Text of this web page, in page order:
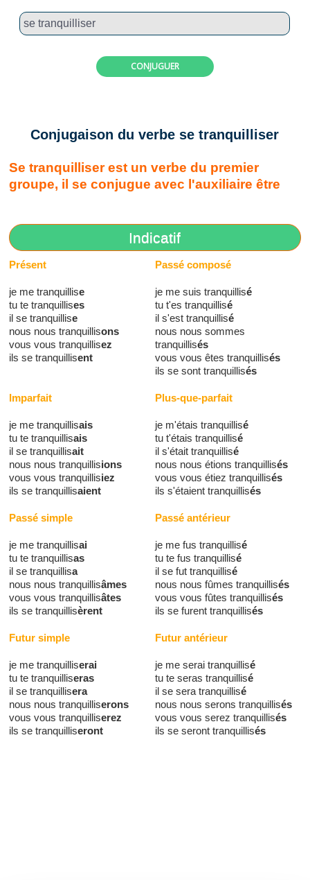
CONJUGUER
Conjugaison du verbe se tranquilliser
Se tranquilliser est un verbe du premier
groupe, il se conjugue avec l'auxiliaire être
Indicatif
Présent
je me tranquillise
tu te tranquillises
il se tranquillise
nous nous tranquillisons
vous vous tranquillisez
ils se tranquillisent
Passé composé
je me suis tranquillisé
tu t'es tranquillisé
il s'est tranquillisé
nous nous sommes
tranquillisés
vous vous êtes tranquillisés
ils se sont tranquillisés
Imparfait
je me tranquillisais
tu te tranquillisais
il se tranquillisait
nous nous tranquillisions
vous vous tranquillisiez
ils se tranquillisaient
Plus-que-parfait
je m'étais tranquillisé
tu t'étais tranquillisé
il s'était tranquillisé
nous nous étions tranquillisés
vous vous étiez tranquillisés
ils s'étaient tranquillisés
Passé simple
je me tranquillisai
tu te tranquillisas
il se tranquillisa
nous nous tranquillisâmes
vous vous tranquillisâtes
ils se tranquillisèrent
Passé antérieur
je me fus tranquillisé
tu te fus tranquillisé
il se fut tranquillisé
nous nous fûmes tranquillisés
vous vous fûtes tranquillisés
ils se furent tranquillisés
Futur simple
je me tranquilliserai
tu te tranquilliseras
il se tranquillisera
nous nous tranquilliserons
vous vous tranquilliserez
ils se tranquilliseront
Futur antérieur
je me serai tranquillisé
tu te seras tranquillisé
il se sera tranquillisé
nous nous serons tranquillisés
vous vous serez tranquillisés
ils se seront tranquillisés